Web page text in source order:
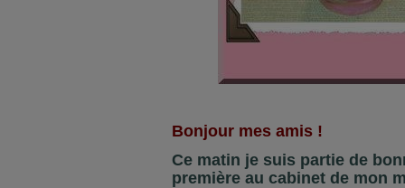
Bonjour mes amis !
Ce matin je suis partie de
première au cabinet de mon